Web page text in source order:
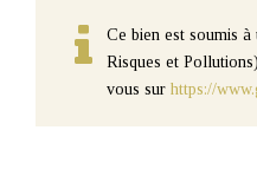
Ce bien est soumis
Risques et
vous sur https://